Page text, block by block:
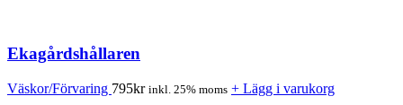
Ekagårdshållaren
Väskor/Förvaring 795kr inkl. 25% moms + Lägg i varukorg